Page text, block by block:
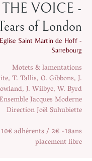
VOICE -
of London
Eglise Saint Martin de Hoff -
Sarrebourg
Motets & lamentations
T. Tallis, O. Gibbons, J.
J. Wilbye, W. Byrd
Jacques Moderne
Direction Joël Suhubiette
adhérents / 2€ -18ans
placement libre